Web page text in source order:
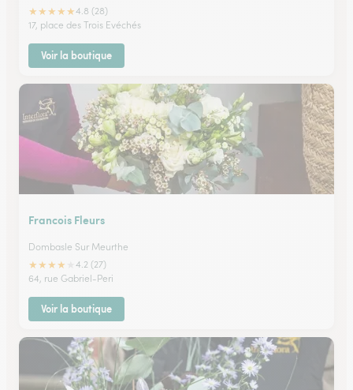
★★★★★4.8 (28)
17, place des Trois Evéchés
Voir la boutique
Francois Fleurs
Dombasle Sur Meurthe
★★★★
4.2 (27)
64, rue Gabriel-Peri
Voir la boutique